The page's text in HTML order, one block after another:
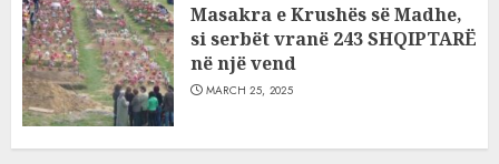
Masakra e Krushës së Madhe,
si serbët vranë 243 SHQIPTARË
në një vend
MARCH 25, 2025